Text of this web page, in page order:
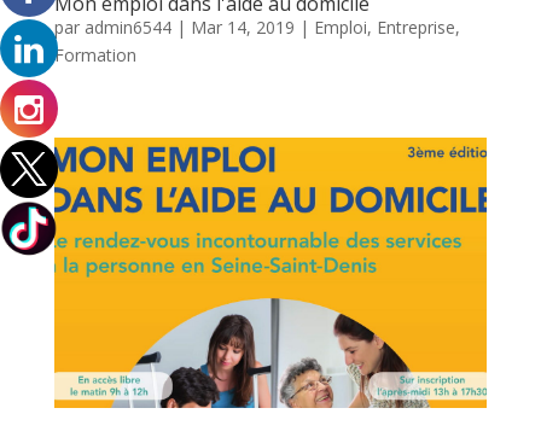
par admin6544| Mar 14, 2019 | Emploi, Entreprise,
Formation